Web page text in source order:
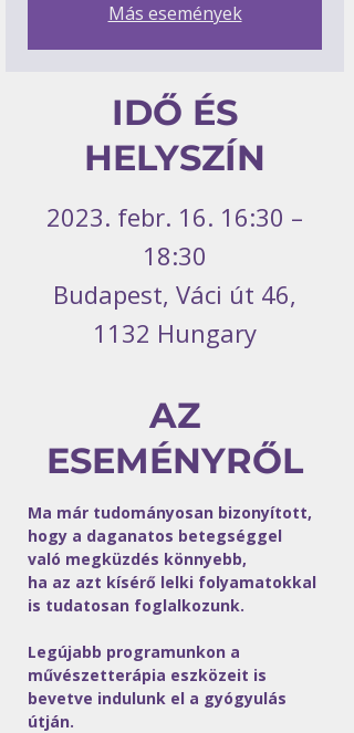
Más események
IDŐ ÉS
HELYSZÍN
2023. febr. 16. 16:30 –
18:30
Budapest, Váci út 46,
1132 Hungary
AZ
ESEMÉNYRŐL
Ma már tudományosan bizonyított,
hogy a daganatos betegséggel
való megküzdés könnyebb,
ha az azt kísérő lelki folyamatokkal
is tudatosan foglalkozunk.
Legújabb programunkon a
művészetterápia eszközeit is
bevetve indulunk el a gyógyulás
útján.